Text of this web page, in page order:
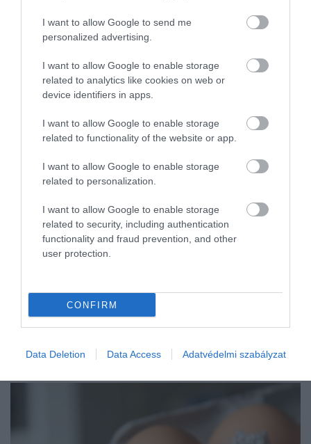
I want to allow Google to send me
personalized advertising.
I want to allow Google to enable storage
related to analytics like cookies on web or
device identifiers in apps.
I want to allow Google to enable storage
related to functionality of the website or app.
I want to allow Google to enable storage
related to personalization.
I want to allow Google to enable storage
related to security, including authentication
functionality and fraud prevention, and other
user protection.
CONFIRM
Data Deletion Data Access Adatvédelmi szabályzat